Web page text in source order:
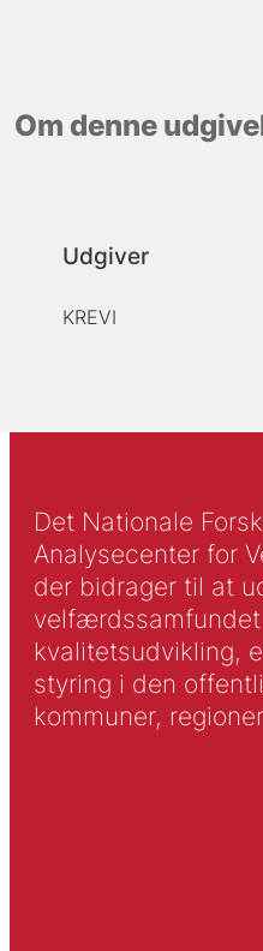
Om denne
Udgiver
KREVI
Det Nationale
Analysecenter for
der bidrager til at
kvalitetsudvikling,
styring i den
kommuner,